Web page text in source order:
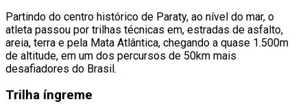
Partindo do centro histórico de Paraty, ao nível do mar, o
atleta passou por trilhas técnicas em, estradas de asfalto,
areia, terra e pela Mata Atlântica, chegando a quase 1.500m
de altitude, em um dos percursos de 50km mais
desafiadores do Brasil.
Trilha íngreme